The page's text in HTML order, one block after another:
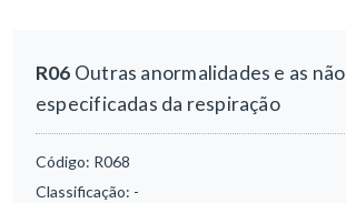
R06 Outras anormalidades e as não
especificadas da respiração
Código: R068
Classificação: -